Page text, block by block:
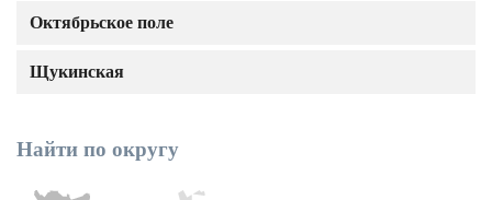
Найти по округу
Октябрьское поле
Щукинская